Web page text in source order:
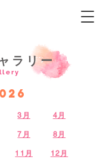
ラリー
3月
7月
11月
4月
8月
12月